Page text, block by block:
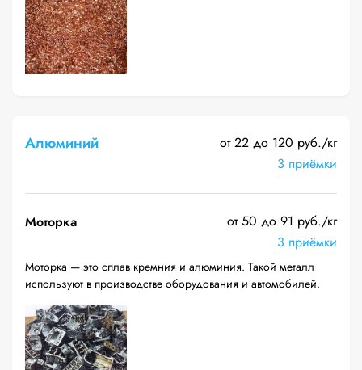
Алюминий
от 22 до 120 руб./кг
3 приёмки
Моторка
от 50 до 91 руб./кг
3 приёмки
Моторка — это сплав кремния и алюминия. Такой металл
используют в производстве оборудования и автомобилей.